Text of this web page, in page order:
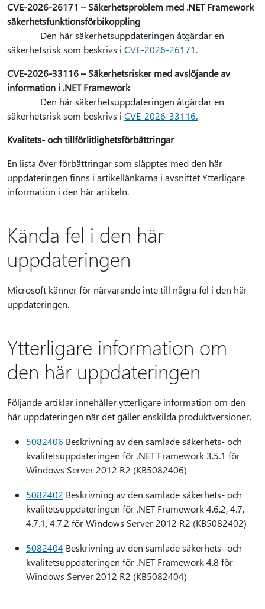
CVE-2026-26171 – Säkerhetsproblem med .NET Framework
säkerhetsfunktionsförbikoppling
Den här säkerhetsuppdateringen åtgärdar en
säkerhetsrisk som beskrivs i CVE-2026-26171.
CVE-2026-33116 – Säkerhetsrisker med avslöjande av
information i .NET Framework
Den här säkerhetsuppdateringen åtgärdar en
säkerhetsrisk som beskrivs i CVE-2026-33116.
Kvalitets- och tillförlitlighetsförbättringar
En lista över förbättringar som släpptes med den här
uppdateringen finns i artikellänkarna i avsnittet Ytterligare
information i den här artikeln.
Kända fel i den här
uppdateringen
Microsoft känner för närvarande inte till några fel i den här
uppdateringen.
Ytterligare information om
den här uppdateringen
Följande artiklar innehåller ytterligare information om den
här uppdateringen när det gäller enskilda produktversioner.
5082406 Beskrivning av den samlade säkerhets- och
kvalitetsuppdateringen för .NET Framework 3.5.1 för
Windows Server 2012 R2 (KB5082406)
5082402 Beskrivning av den samlade säkerhets- och
kvalitetsuppdateringen för .NET Framework 4.6.2, 4.7,
4.7.1, 4.7.2 för Windows Server 2012 R2 (KB5082402)
5082404 Beskrivning av den samlade säkerhets- och
kvalitetsuppdateringen för .NET Framework 4.8 för
Windows Server 2012 R2 (KB5082404)